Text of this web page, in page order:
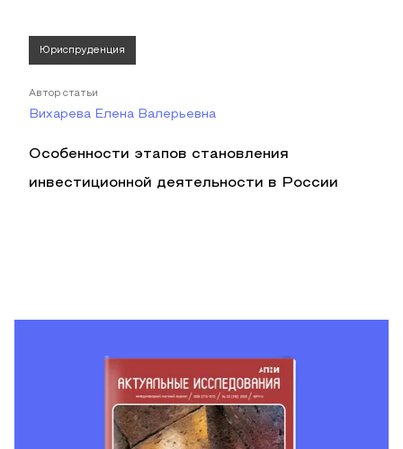
Юриспруденция
Автор статьи
Вихарева Елена Валерьевна
Особенности этапов становления
инвестиционной деятельности в России